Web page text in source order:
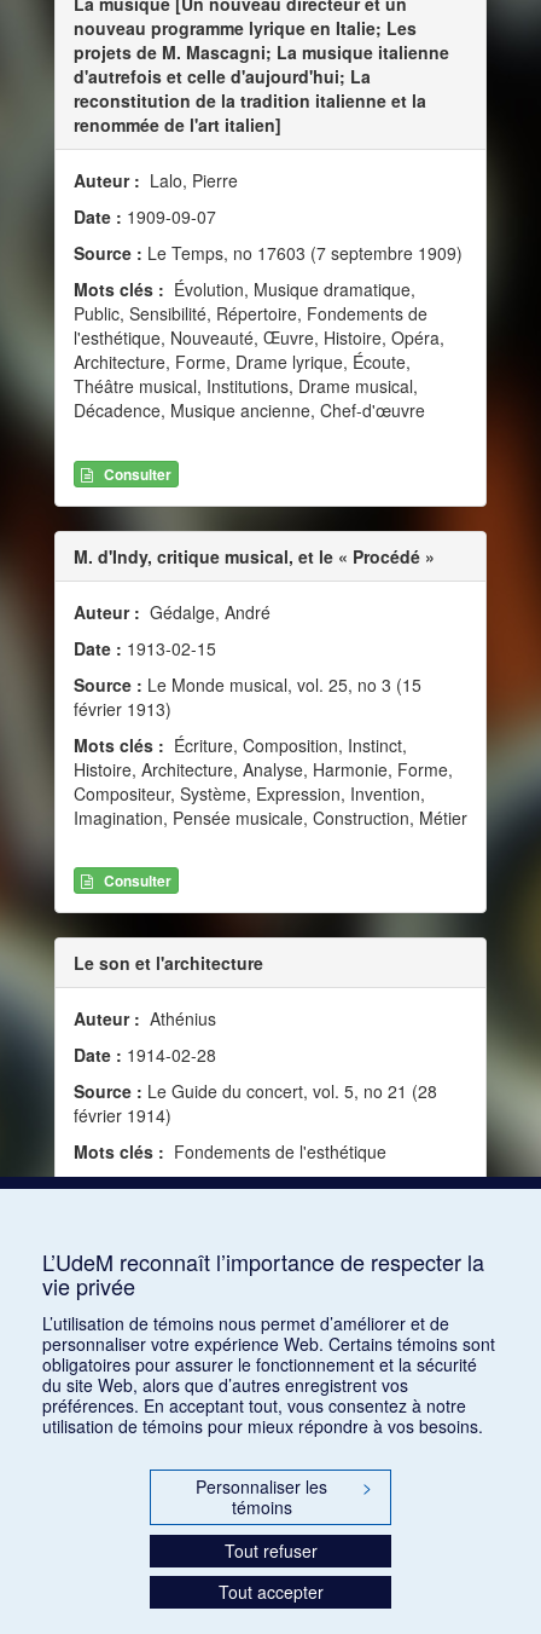
nouveau programme lyrique en Italie; Les
projets de M. Mascagni; La musique italienne
d'autrefois et celle d'aujourd'hui; La
reconstitution de la tradition italienne et la
renommée de l'art italien]
Auteur : Lalo, Pierre
Date : 1909-09-07
Source : Le Temps, no 17603 (7 septembre 1909)
Mots clés : Évolution, Musique dramatique,
Public, Sensibilité, Répertoire, Fondements de
l'esthétique, Nouveauté, Œuvre, Histoire, Opéra,
Architecture, Forme, Drame lyrique, Écoute,
Théâtre musical, Institutions, Drame musical,
Décadence, Musique ancienne, Chef-d'œuvre
Consulter
M. d'Indy, critique musical, et le « Procédé »
Auteur : Gédalge, André
Date : 1913-02-15
Source : Le Monde musical, vol. 25, no 3 (15
février 1913)
Mots clés : Écriture, Composition, Instinct,
Histoire, Architecture, Analyse, Harmonie, Forme,
Compositeur, Système, Expression, Invention,
Imagination, Pensée musicale, Construction, Métier
Consulter
Le son et l'architecture
Auteur : Athénius
Date : 1914-02-28
Source : Le Guide du concert, vol. 5, no 21 (28
février 1914)
Mots clés : Fondements de l'esthétique
1 2 3
L’UdeM reconnaît l’importance de respecter la
vie privée
L’utilisation de témoins nous permet d’améliorer et de
personnaliser votre expérience Web. Certains témoins sont
obligatoires pour assurer le fonctionnement et la sécurité
du site Web, alors que d’autres enregistrent vos
préférences. En acceptant tout, vous consentez à notre
utilisation de témoins pour mieux répondre à vos besoins.
Personnaliser les
témoins
>
Tout refuser
Tout accepter